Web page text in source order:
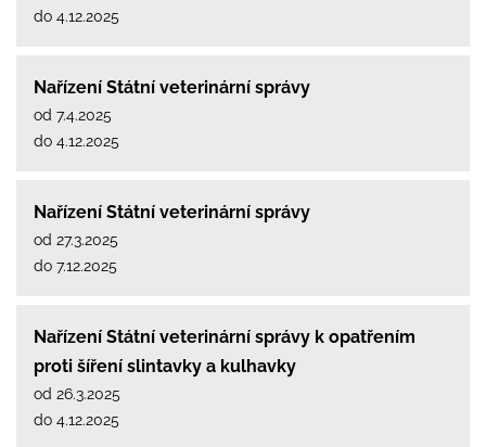
do 4.12.2025
Nařízení Státní veterinární správy
od 7.4.2025
do 4.12.2025
Nařízení Státní veterinární správy
od 27.3.2025
do 7.12.2025
Nařízení Státní veterinární správy k opatřením
proti šíření slintavky a kulhavky
od 26.3.2025
do 4.12.2025